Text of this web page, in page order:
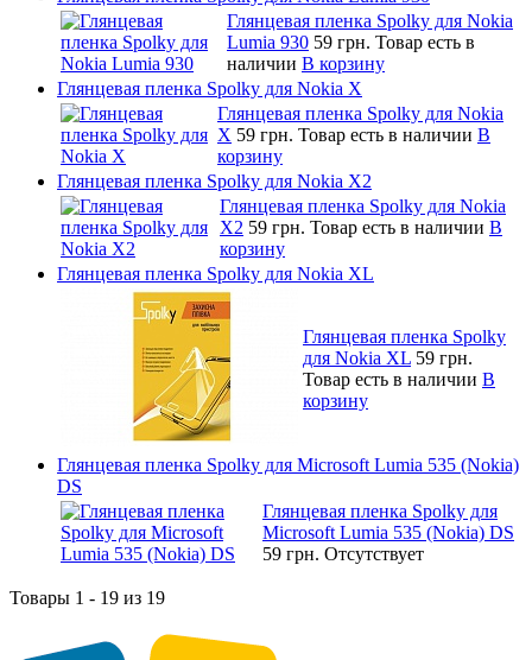
Глянцевая пленка Spolky для Nokia
Lumia 930 59 грн. Товар есть в
наличии В корзину
Глянцевая пленка Spolky для Nokia X
Глянцевая пленка Spolky для Nokia
X 59 грн. Товар есть в наличии В
корзину
Глянцевая пленка Spolky для Nokia X2
Глянцевая пленка Spolky для Nokia
X2 59 грн. Товар есть в наличии В
корзину
Глянцевая пленка Spolky для Nokia XL
Глянцевая пленка Spolky
для Nokia XL 59 грн.
Товар есть в наличии В
корзину
Глянцевая пленка Spolky для Microsoft Lumia 535 (Nokia)
DS
Глянцевая пленка Spolky для
Microsoft Lumia 535 (Nokia) DS
59 грн. Отсутствует
Товары 1 - 19 из 19